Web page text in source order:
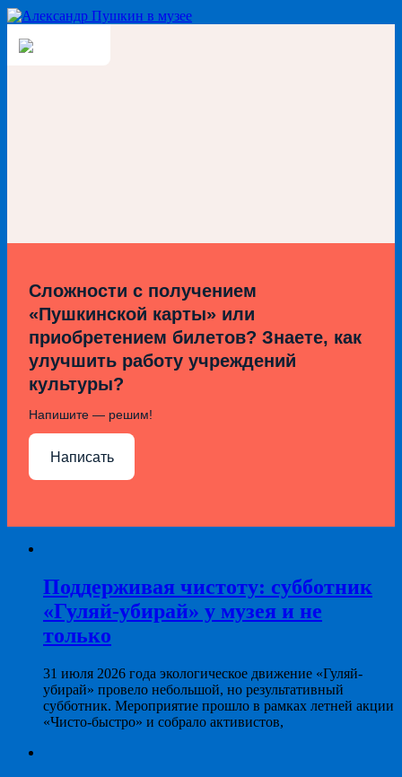
Сложности с получением
«Пушкинской карты» или
приобретением билетов? Знаете, как
улучшить работу учреждений
культуры?
Напишите — решим!
Написать
Поддерживая чистоту: субботник
«Гуляй-убирай» у музея и не
только
31 июля 2026 года экологическое движение «Гуляй-
убирай» провело небольшой, но результативный
субботник. Мероприятие прошло в рамках летней акции
«Чисто-быстро» и собрало активистов,